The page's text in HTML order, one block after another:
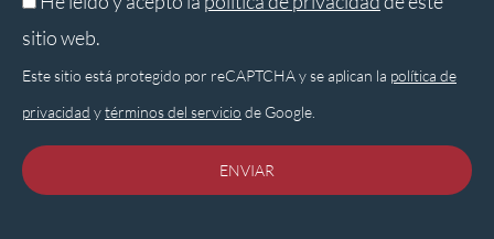
sitio web.
Este sitio está protegido por reCAPTCHA y se aplican la política de
privacidad ytérminos del servicio de Google.
ENVIAR